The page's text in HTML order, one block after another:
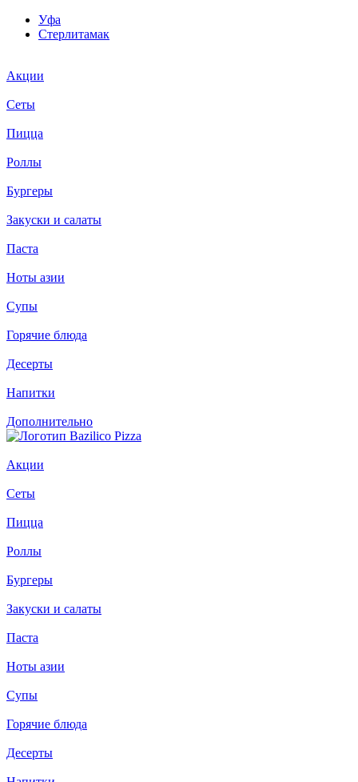
Уфа
Стерлитамак
Акции
Сеты
Пицца
Роллы
Бургеры
Закуски и салаты
Паста
Ноты азии
Супы
Горячие блюда
Десерты
Напитки
Дополнительно
Акции
Сеты
Пицца
Роллы
Бургеры
Закуски и салаты
Паста
Ноты азии
Супы
Горячие блюда
Десерты